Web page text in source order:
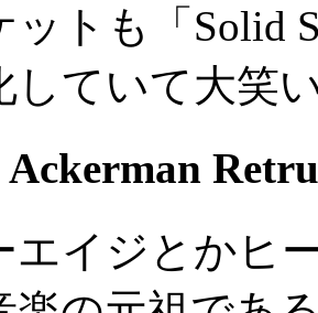
ットも「Solid
していて大笑
エイジとかヒ